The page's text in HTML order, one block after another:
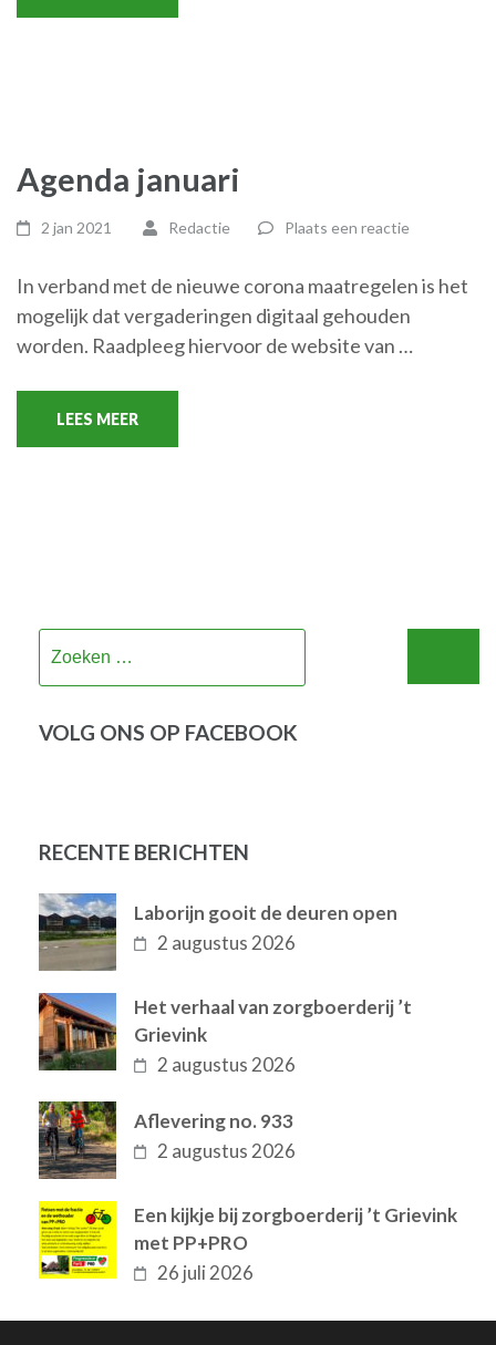
Agenda januari
2 jan 2021 Redactie Plaats een reactie
In verband met de nieuwe corona maatregelen is het
mogelijk dat vergaderingen digitaal gehouden
worden. Raadpleeg hiervoor de website van …
LEES MEER
VOLG ONS OP FACEBOOK
RECENTE BERICHTEN
Laborijn gooit de deuren open
2 augustus 2026
Het verhaal van zorgboerderij ’t
Grievink
2 augustus 2026
Aflevering no. 933
2 augustus 2026
Een kijkje bij zorgboerderij ’t Grievink
met PP+PRO
26 juli 2026